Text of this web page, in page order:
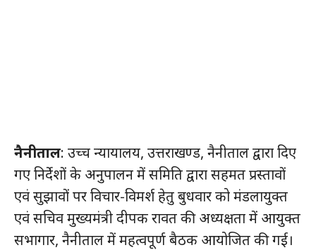
नैनीताल: उच्च न्यायालय, उत्तराखण्ड, नैनीताल द्वारा दिए
गए निर्देशों के अनुपालन में समिति द्वारा सहमत प्रस्तावों
एवं सुझावों पर विचार-विमर्श हेतु बुधवार को मंडलायुक्त
एवं सचिव मुख्यमंत्री दीपक रावत की अध्यक्षता में आयुक्त
सभागार, नैनीताल में महत्वपूर्ण बैठक आयोजित की गई।